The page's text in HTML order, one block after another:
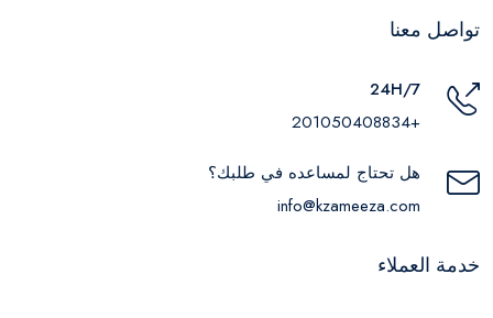
تواصل معنا
24H/7
+201050408834
هل تحتاج لمساعده في طلبك؟
info@kzameeza.com
خدمة العملاء